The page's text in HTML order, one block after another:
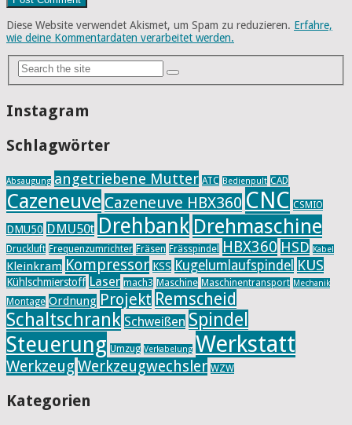
Diese Website verwendet Akismet, um Spam zu reduzieren. Erfahre,
wie deine Kommentardaten verarbeitet werden.
Instagram
Schlagwörter
Absaugung angetriebene Mutter ATC Bedienpult CAD
Cazeneuve Cazeneuve HBX360 CNC CSMIO
DMU50 DMU50t Drehbank Drehmaschine
Druckluft Frequenzumrichter Fräsen Frässpindel HBX360 HSD Kabel
Kleinkram Kompressor KSS Kugelumlaufspindel KUS
Kühlschmierstoff Laser mach3 Maschine Maschinentransport Mechanik
Montage Ordnung Projekt Remscheid
Schaltschrank Schweißen Spindel
Steuerung Umzug Verkabelung Werkstatt
Werkzeug Werkzeugwechsler WZW
Kategorien